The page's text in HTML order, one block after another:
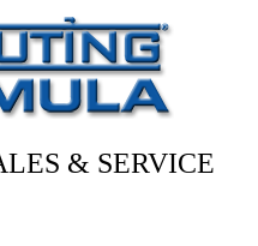
& SERVICE